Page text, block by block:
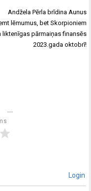
Andžela Pērla brīdina Aunus
lēmumus, bet Skorpioniem
liktenīgas pārmaiņas finansēs
2023.gada oktobrī!
Login